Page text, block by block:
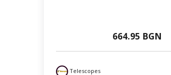
664.95 BGN
Telescopes